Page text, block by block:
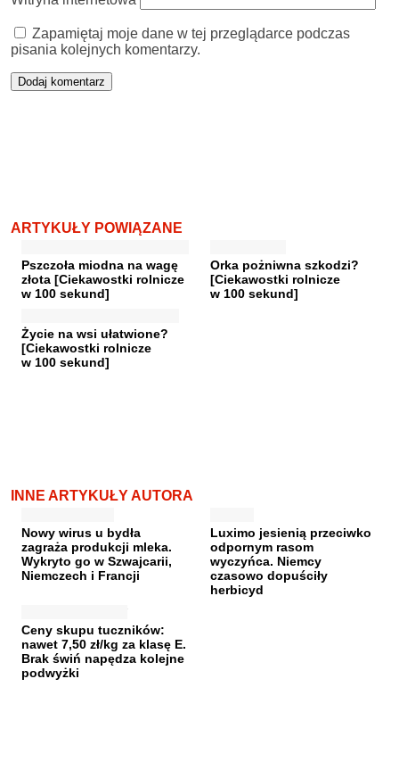
Zapamiętaj moje dane w tej przeglądarce podczas
pisania kolejnych komentarzy.
ARTYKUŁY POWIĄZANE
Pszczoła miodna na wagę
złota [Ciekawostki rolnicze
w 100 sekund]
Orka pożniwna szkodzi?
[Ciekawostki rolnicze
w 100 sekund]
Życie na wsi ułatwione?
[Ciekawostki rolnicze
w 100 sekund]
INNE ARTYKUŁY AUTORA
Nowy wirus u bydła
zagraża produkcji mleka.
Wykryto go w Szwajcarii,
Niemczech i Francji
Luximo jesienią przeciwko
odpornym rasom
wyczyńca. Niemcy
czasowo dopuściły
herbicyd
Ceny skupu tuczników:
nawet 7,50 zł/kg za klasę E.
Brak świń napędza kolejne
podwyżki